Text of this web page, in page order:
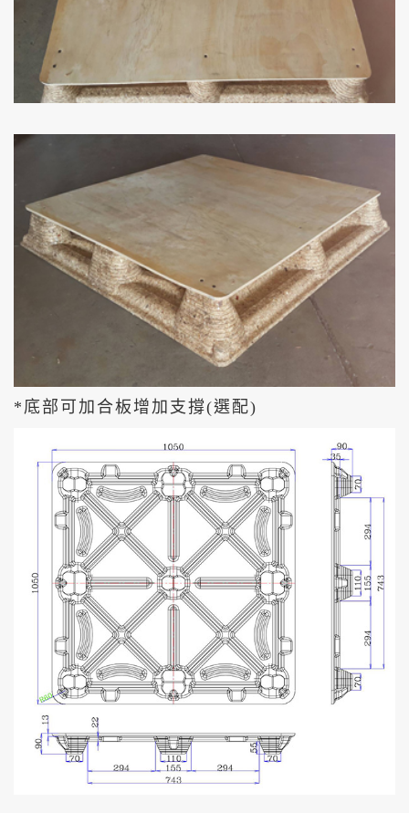
*底部可加合板增加支撐(選配)